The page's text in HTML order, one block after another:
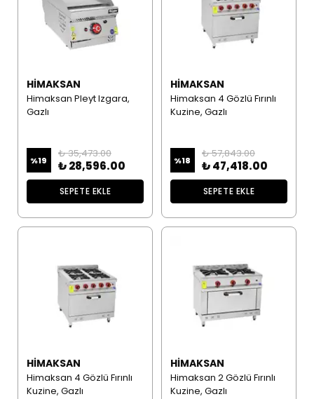
HIMAKSAN
Himaksan Pleyt Izgara,
Gazlı
%19
₺ 35,473.00
₺ 28,596.00
SEPETE EKLE
HIMAKSAN
Himaksan 4 Gözlü Fırınlı
Kuzine, Gazlı
%18
₺ 57,843.00
₺ 47,418.00
SEPETE EKLE
HIMAKSAN
Himaksan 4 Gözlü Fırınlı
Kuzine, Gazlı
HIMAKSAN
Himaksan 2 Gözlü Fırınlı
Kuzine, Gazlı